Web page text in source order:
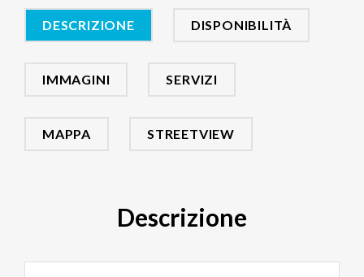
DESCRIZIONE DISPONIBILITÀ
IMMAGINI SERVIZI
MAPPA STREETVIEW
Descrizione